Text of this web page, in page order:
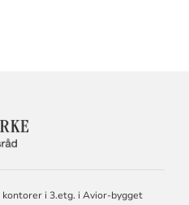
KONTAKTINFORMASJON
FELLESRÅD
i 3.etg. i Avior-bygget